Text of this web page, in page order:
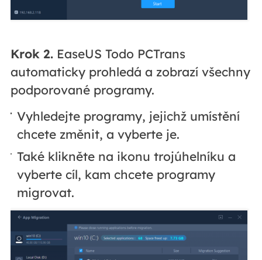
Krok 2.EaseUS Todo PCTrans
automaticky prohledá a zobrazí všechny
podporované programy.
Vyhledejte programy, jejichž umístění
chcete změnit, a vyberte je.
Také klikněte na ikonu trojúhelníku a
vyberte cíl, kam chcete programy
migrovat.